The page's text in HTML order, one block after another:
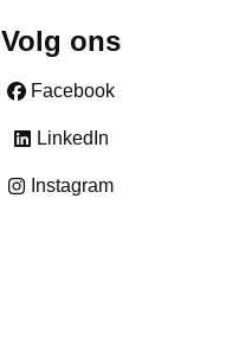
Volg ons
Facebook
LinkedIn
Instagram